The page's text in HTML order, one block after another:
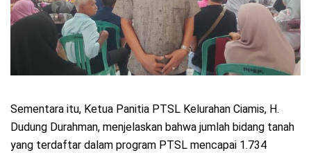
Sementara itu, Ketua Panitia PTSL Kelurahan Ciamis, H.
Dudung Durahman, menjelaskan bahwa jumlah bidang tanah
yang terdaftar dalam program PTSL mencapai 1.734